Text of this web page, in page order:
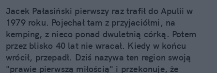
Jacek Pałasiński pierwszy raz trafił do Apulii w
1979 roku. Pojechał tam z przyjaciółmi, na
kemping, z nieco ponad dwuletnią córką. Potem
przez blisko 40 lat nie wracał. Kiedy w końcu
wrócił, przepadł. Dziś nazywa ten region swoją
"prawie pierwszą miłością" i przekonuje, że